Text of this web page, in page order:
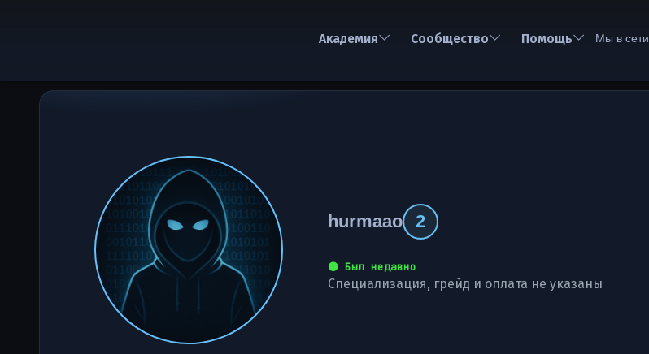
Академия Сообщество Помощь Мы в сети
hurmaao 2
⚫ Был недавно
Специализация, грейд и оплата не указаны